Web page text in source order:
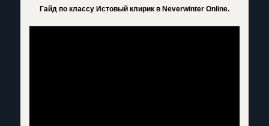
Гайд по классу Истовый клирик в Neverwinter Online.